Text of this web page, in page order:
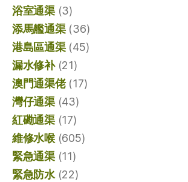
浴室通渠(3)
添馬艦通渠(36)
港島區通渠(45)
漏水修补(21)
澳門通渠佬(17)
灣仔通渠(43)
紅磡通渠(17)
維修水喉(605)
緊急通渠(11)
緊急防水(22)